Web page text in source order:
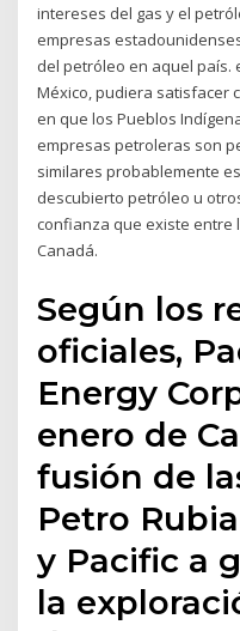
intereses del gas y el
empresas
del petróleo en aquel país.
México, pudiera satisfacer
en que los Pueblos
empresas petroleras son
similares probablemente
descubierto petróleo u
confianza que existe entre
Canadá.
Según los
oficiales,
Energy
enero de
fusión de
Petro
y Pacific a
la